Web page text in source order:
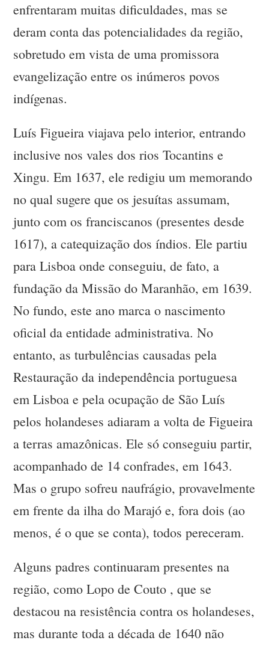
enfrentaram muitas dificuldades, mas se
deram conta das potencialidades da região,
sobretudo em vista de uma promissora
evangelização entre os inúmeros povos
indígenas.
Luís Figueira viajava pelo interior, entrando
inclusive nos vales dos rios Tocantins e
Xingu. Em 1637, ele redigiu um memorando
no qual sugere que os jesuítas assumam,
junto com os franciscanos (presentes desde
1617), a catequização dos índios. Ele partiu
para Lisboa onde conseguiu, de fato, a
fundação da Missão do Maranhão, em 1639.
No fundo, este ano marca o nascimento
oficial da entidade administrativa. No
entanto, as turbulências causadas pela
Restauração da independência portuguesa
em Lisboa e pela ocupação de São Luís
pelos holandeses adiaram a volta de Figueira
a terras amazônicas. Ele só conseguiu partir,
acompanhado de 14 confrades, em 1643.
Mas o grupo sofreu naufrágio, provavelmente
em frente da ilha do Marajó e, fora dois (ao
menos, é o que se conta), todos pereceram.
Alguns padres continuaram presentes na
região, como Lopo de Couto , que se
destacou na resistência contra os holandeses,
mas durante toda a década de 1640 não